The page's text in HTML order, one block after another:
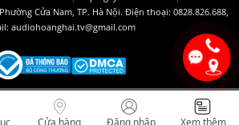
Cửa Nam, TP. Hà Nội. Điện thoại: 0828.826.688,
audiohoanghai.tv@gmail.com
Cửa hàng Đăng nhập Xem thêm